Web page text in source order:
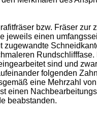
bzw. Fräser
jeweils einen
sind und
folgenden
eine Mehrzahl
einen
beabstanden.